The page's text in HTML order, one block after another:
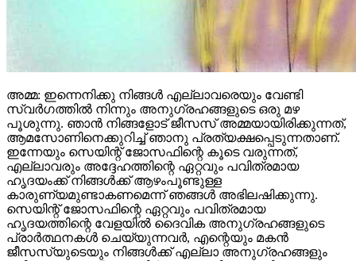
അമ്മ: ഇന്നെനിക്കു നിങ്ങൾ എല്ലാവരെയും വേണ്ടി
സ്വർഗത്തിൽ നിന്നും അനുഗ്രഹങ്ങളുടെ ഒരു മഴ
പൂശുന്നു. ഞാൻ നിങ്ങളോട് ജീസസ് അമ്മയായിരിക്കുന്നത്,
ആമസോണിനെക്കുറിച്ച് ഞാനു പ്രത്യക്ഷപ്പെടുന്നതാണ്.
ഇന്നേയും സെയിന്റ് ജോസഫിന്റെ കൂടെ വരുന്നത്,
എല്ലാവരും അദ്ദേഹത്തിന്റെ ഏറ്റവും പവിത്രമായ
ഹൃദയംക്ക് നിങ്ങൾക്ക് ആഴംപൂണ്ടുള്ള
കാരുണ്യമുണ്ടാകണമെന്ന് ഞങ്ങൾ അഭിലഷിക്കുന്നു.
സെയിന്റ് ജോസഫിന്റെ ഏറ്റവും പവിത്രമായ
ഹൃദയത്തിന്റെ വേളയിൽ ദൈവിക അനുഗ്രഹങ്ങളുടെ
പ്രാർത്ഥനകൾ ചെയ്യുന്നവർ, എന്റെയും മകൻ
ജീസസ്‌യുടെയും നിങ്ങൾക്ക് എല്ലാ അനുഗ്രഹങ്ങളും